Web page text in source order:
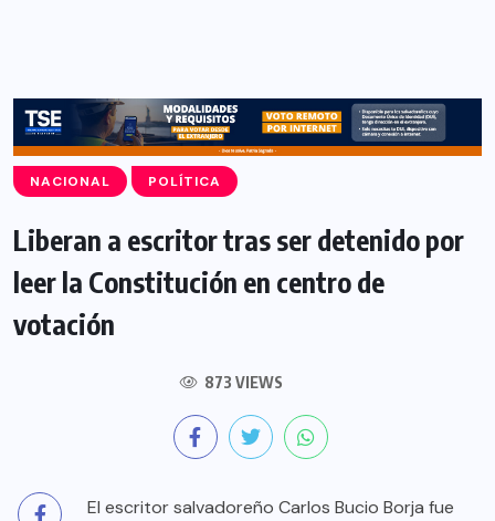
NACIONAL POLÍTICA
Liberan a escritor tras ser detenido por
leer la Constitución en centro de
votación
873 VIEWS
El escritor salvadoreño Carlos Bucio Borja fue